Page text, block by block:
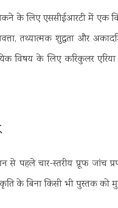
के लिए एससीईआरटी में एक
तथ्यात्मक शुद्धता और
विषय के लिए करिकुलर
से पहले चार-स्तरीय प्रूफ जांच
के बिना किसी भी पुस्तक को